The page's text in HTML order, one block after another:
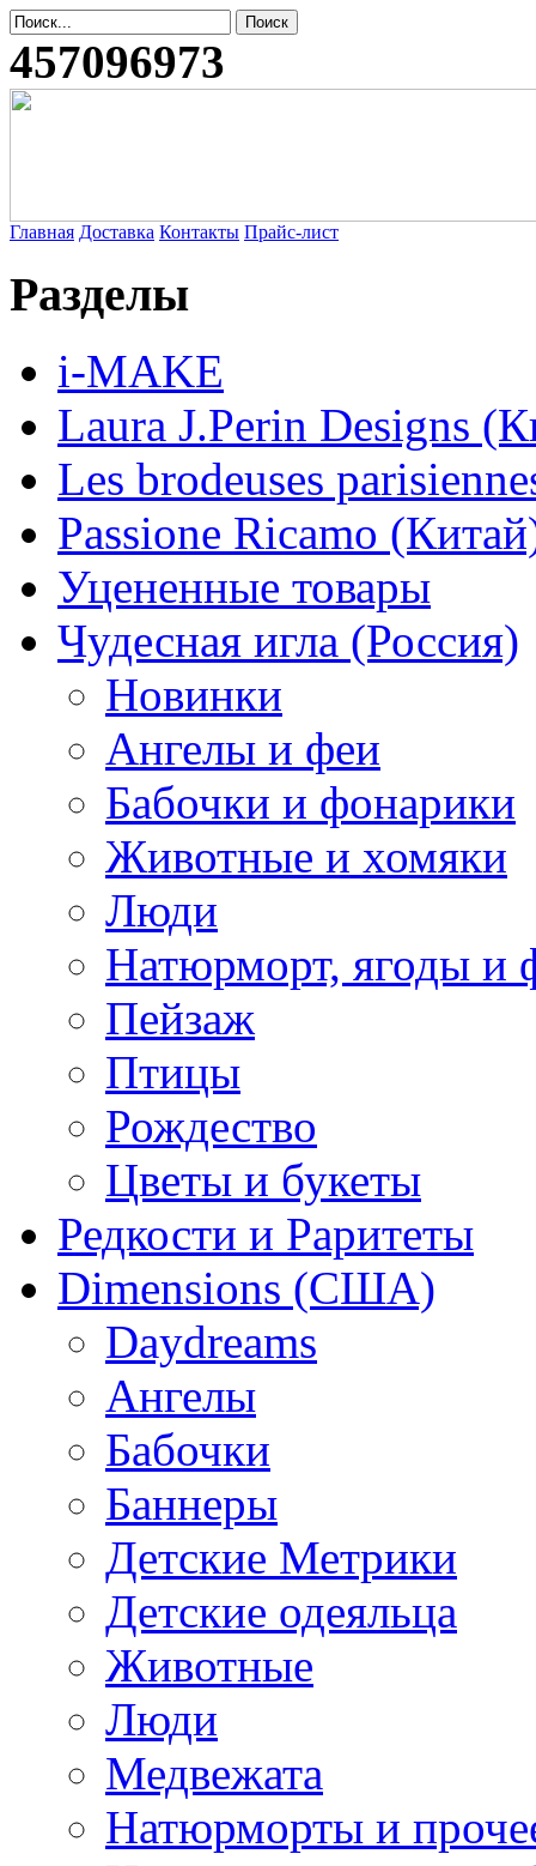
457096973
Главная Доставка Контакты Прайс-лист
Разделы
i-MAKE
Laura J.Perin Designs
Les brodeuses
Passione Ricamo
Уцененные товары
Чудесная игла (Россия)
Новинки
Ангелы и феи
Бабочки и фонарики
Животные и хомяки
Люди
Натюрморт, ягоды и
Пейзаж
Птицы
Рождество
Цветы и букеты
Редкости и Раритеты
Dimensions (США)
Daydreams
Ангелы
Бабочки
Баннеры
Детские Метрики
Детские одеяльца
Животные
Люди
Медвежата
Натюрморты и